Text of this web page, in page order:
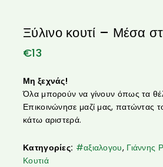
Ξύλινο κουτί – Μέσα
€13
Μη ξεχνάς!
Όλα μπορούν να γίνουν όπως τα
Επικοινώνησε μαζί μας, πατώντας
κάτω αριστερά.
Κατηγορίες: #αξιαλογου, Γιάννης
Κουτιά